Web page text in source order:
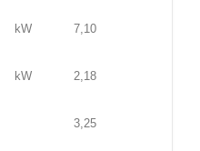
kW 7,10
kW 2,18
3,25